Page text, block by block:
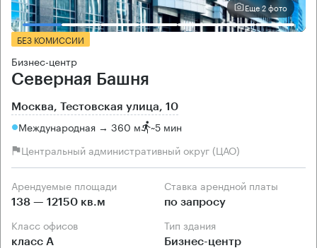
Еще 2 фото
БЕЗ КОМИССИИ
Бизнес-центр
Северная Башня
Москва, Тестовская улица, 10
Международная → 360 м ~5 мин
Центральный административный округ (ЦАО)
Арендуемые площади
138 — 12150 кв.м
Ставка арендной платы
по запросу
Класс офисов
класс А
Тип здания
Бизнес-центр